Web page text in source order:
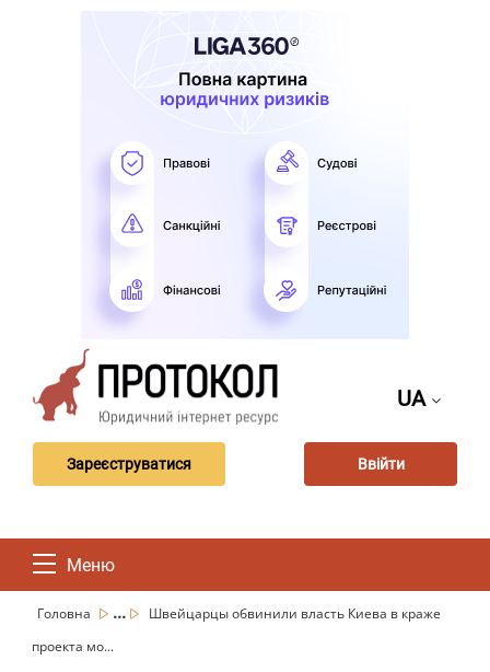
UA
Зареєструватися Ввійти
Меню
Головна ...
Швейцарцы обвинили власть Киева в краже
проекта мо...